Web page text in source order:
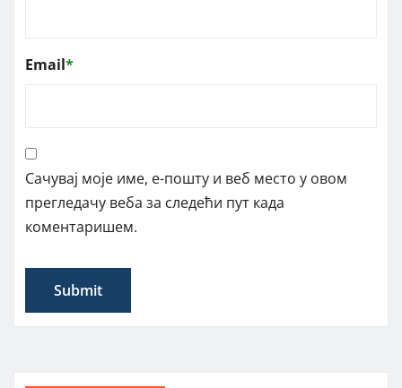
Email*
Сачувај моје име, е-пошту и веб место у овом
прегледачу веба за следећи пут када
коментаришем.